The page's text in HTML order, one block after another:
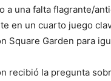
a una falta flagrante/
en un cuarto juego
Square Garden para
recibió la pregunta